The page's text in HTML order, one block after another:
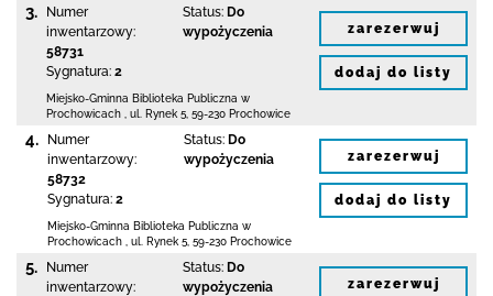
3.
Numer
inwentarzowy:
58731
Sygnatura: 2
Status: Do
wypożyczenia
Miejsko-Gminna Biblioteka Publiczna w
Prochowicach
ul. Rynek 5 59-230 Prochowice
zarezerwuj
dodaj do listy
4.
Numer
inwentarzowy:
58732
Sygnatura: 2
Status: Do
wypożyczenia
Miejsko-Gminna Biblioteka Publiczna w
Prochowicach
ul. Rynek 5 59-230 Prochowice
zarezerwuj
dodaj do listy
5.
Numer
inwentarzowy:
Status: Do
wypożyczenia
zarezerwuj